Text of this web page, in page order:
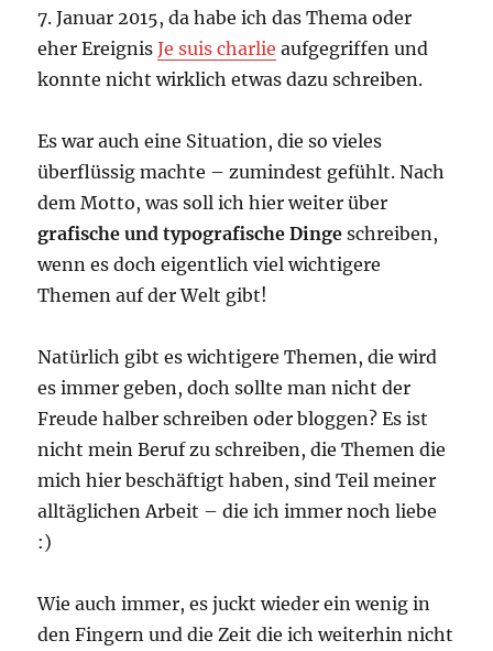
7. Januar 2015, da habe ich das Thema oder
eher EreignisJe suis charlie aufgegriffen und
konnte nicht wirklich etwas dazu schreiben.
Es war auch eine Situation, die so vieles
überflüssig machte – zumindest gefühlt. Nach
dem Motto, was soll ich hier weiter über
grafische und typografische Dinge schreiben,
wenn es doch eigentlich viel wichtigere
Themen auf der Welt gibt!
Natürlich gibt es wichtigere Themen, die wird
es immer geben, doch sollte man nicht der
Freude halber schreiben oder bloggen? Es ist
nicht mein Beruf zu schreiben, die Themen die
mich hier beschäftigt haben, sind Teil meiner
alltäglichen Arbeit – die ich immer noch liebe
:)
Wie auch immer, es juckt wieder ein wenig in
den Fingern und die Zeit die ich weiterhin nicht